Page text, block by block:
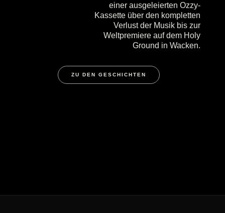
einer ausgeleierten Ozzy-
Kassette über den kompletten
Verlust der Musik bis zur
Weltpremiere auf dem Holy
Ground in Wacken.
ZU DEN GESCHICHTEN